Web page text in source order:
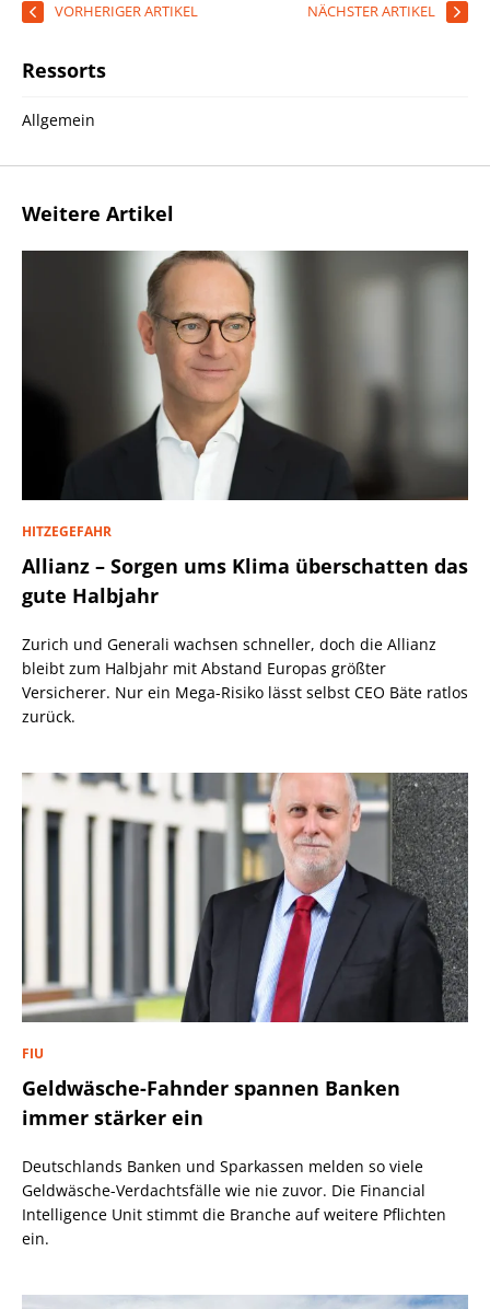
VORHERIGER ARTIKEL NÄCHSTER ARTIKEL
Ressorts
Allgemein
Weitere Artikel
HITZEGEFAHR
Allianz – Sorgen ums Klima überschatten das
gute Halbjahr
Zurich und Generali wachsen schneller, doch die Allianz
bleibt zum Halbjahr mit Abstand Europas größter
Versicherer. Nur ein Mega-Risiko lässt selbst CEO Bäte ratlos
zurück.
FIU
Geldwäsche-Fahnder spannen Banken
immer stärker ein
Deutschlands Banken und Sparkassen melden so viele
Geldwäsche-Verdachtsfälle wie nie zuvor. Die Financial
Intelligence Unit stimmt die Branche auf weitere Pflichten
ein.